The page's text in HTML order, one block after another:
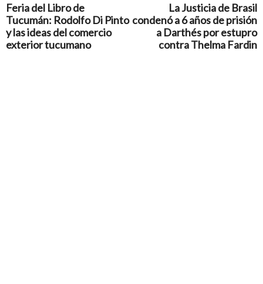
Feria del Libro de
Tucumán: Rodolfo Di Pinto
y las ideas del comercio
exterior tucumano
La Justicia de Brasil
condenó a 6 años de prisión
a Darthés por estupro
contra Thelma Fardin